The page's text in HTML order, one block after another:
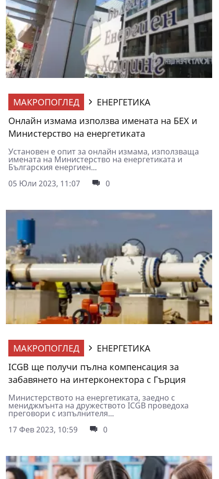
МАКРОПОГЛЕД
ЕНЕРГЕТИКА
Онлайн измама използва имената на БЕХ и
Министерство на енергетиката
Установен е опит за онлайн измама, използваща
имената на Министерство на енергетиката и
Българския енергиен...
05 Юли 2023, 11:07
0
МАКРОПОГЛЕД
ЕНЕРГЕТИКА
ICGB ще получи пълна компенсация за
забавянето на интерконектора с Гърция
Министерството на енергетиката, заедно с
мениджмънта на дружеството ICGB проведоха
преговори с изпълнителя...
17 Фев 2023, 10:59
0